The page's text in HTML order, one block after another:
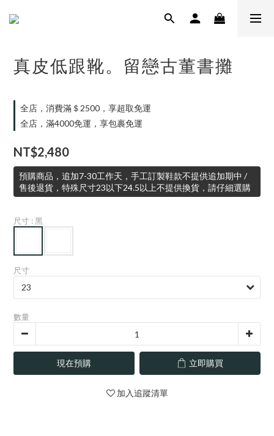
真皮低跟靴。留戀古董書攤
全店，消費滿＄2500，享超取免運
全店，滿4000免運，享包裹免運
NT$2,480
預購商品，追加7-30工作天，手工訂製鞋款不提供追加期中 /
售後退貨，特殊尺寸23以下24.5以上不提供換貨，請仔細選購
尺寸 : 黑
尺寸
數量
現在預購 立即購買
加入追蹤清單